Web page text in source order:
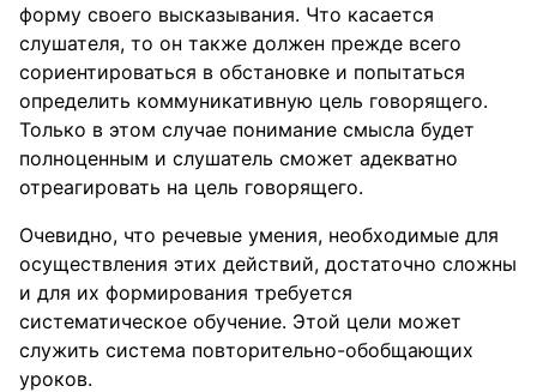
форму своего высказывания. Что касается
слушателя, то он также должен прежде всего
сориентироваться в обстановке и попытаться
определить коммуникативную цель говорящего.
Только в этом случае понимание смысла будет
полноценным и слушатель сможет адекватно
отреагировать на цель говорящего.
Очевидно, что речевые умения, необходимые для
осуществления этих действий, достаточно сложны
и для их формирования требуется
систематическое обучение. Этой цели может
служить система повторительно-обобщающих
уроков.